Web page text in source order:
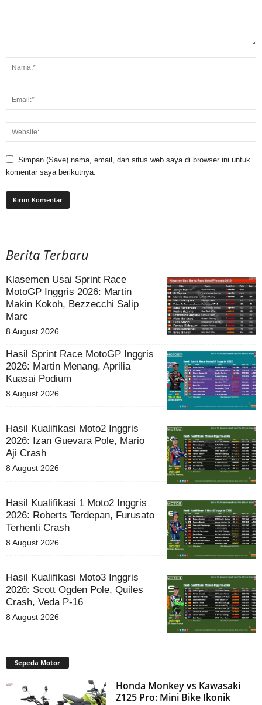
Simpan (Save) nama, email, dan situs web saya di browser ini untuk
komentar saya berikutnya.
Berita Terbaru
Klasemen Usai Sprint Race
MotoGP Inggris 2026: Martin
Makin Kokoh, Bezzecchi Salip
Marc
8 August 2026
Hasil Sprint Race MotoGP Inggris
2026: Martin Menang, Aprilia
Kuasai Podium
8 August 2026
Hasil Kualifikasi Moto2 Inggris
2026: Izan Guevara Pole, Mario
Aji Crash
8 August 2026
Hasil Kualifikasi 1 Moto2 Inggris
2026: Roberts Terdepan, Furusato
Terhenti Crash
8 August 2026
Hasil Kualifikasi Moto3 Inggris
2026: Scott Ogden Pole, Quiles
Crash, Veda P-16
8 August 2026
Sepeda Motor
Honda Monkey vs Kawasaki
Z125 Pro: Mini Bike Ikonik